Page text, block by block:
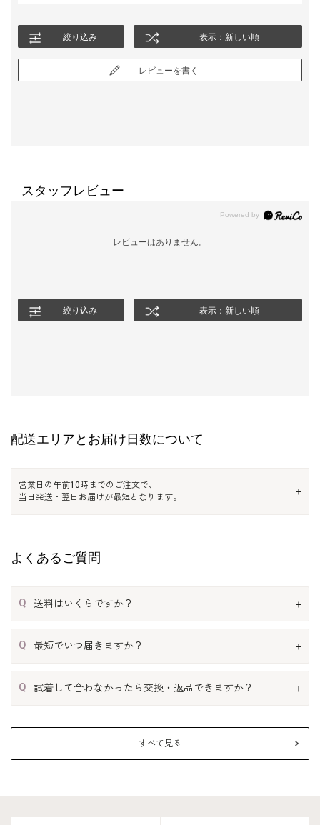
164cmの私が着たら膝下長めのいかにもご年配向けの丈という感
じで老けてみえた。年齢高めには安心だが、40歳後半の今時点で
はいかにも喪服丈と感じ、お直し必須なので返品しました。
スカートがもう4、5cm短いといいな。
絞り込み 表示：新しい順
レビューを書く
スタッフレビュー
レビューはありません。
絞り込み 表示：新しい順
配送エリアとお届け日数について
営業日の午前10時までのご注文で、
当日発送・翌日お届けが最短となります。
よくあるご質問
Q 送料はいくらですか？
Q 最短でいつ届きますか？
Q 試着して合わなかったら交換・返品できますか？
すべて見る